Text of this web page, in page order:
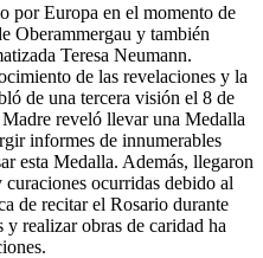
por Europa en el momento de
Oberammergau y también
Teresa Neumann.
de las revelaciones y la
de una tercera visión el 8 de
reveló llevar una Medalla
informes de innumerables
esta Medalla. Además, llegaron
ocurridas debido al
de recitar el Rosario durante
realizar obras de caridad ha